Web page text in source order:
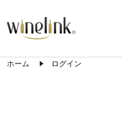
ホーム ログイン